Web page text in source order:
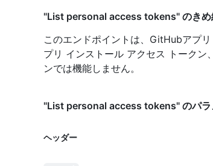
"List personal access tokens" のきめ
このエンドポイントは、GitHubアプ
プリ インストール アクセス トークン
ンでは機能しません。
"List personal access tokens" のパラ
ヘッダー